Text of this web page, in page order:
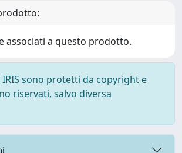
associati a questo prodotto.
sono protetti da copyright e
riservati, salvo diversa